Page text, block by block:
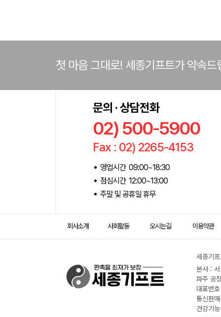
첫 마음 그대로! 세종기프트가 약속드
문의 · 상담전화
02) 500-5900
Fax : 02) 2265-4153
영업시간 09:00~18:30
점심시간 12:00~13:00
주말 및 공휴일 휴무
회사소개 사회활동 오시는길 이용약관
세종기
본사 :
파주 공
대표번
통신판
건강기